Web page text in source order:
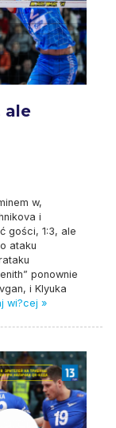
ale
w,
i
gości, 1:3, ale
ataku
ponownie
i Klyuka
wi?cej »